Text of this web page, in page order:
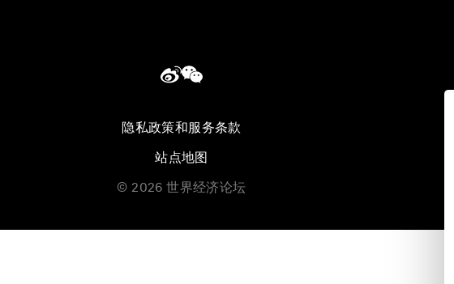
隐私政策和服务条款
站点地图
© 2026 世界经济论坛